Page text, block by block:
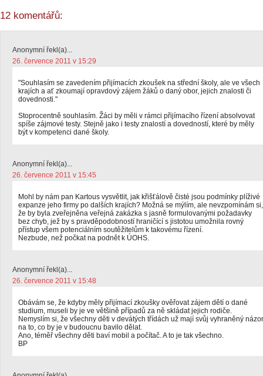
12 komentářů:
Anonymní řekl(a)...
26. července 2011 v 15:29
"Souhlasím se zavedením přijímacích zkoušek na střední školy, ale ve všech
krajích a ať zkoumají opravdový zájem žáků o daný obor, jejich znalosti či
dovednosti."
Stoprocentně souhlasím. Žáci by měli v rámci přijímacího řízení absolvovat
spíše zájmové testy. Stejně jako i testy znalostí a dovedností, které by měly
být v kompetenci dané školy.
Anonymní řekl(a)...
26. července 2011 v 15:45
Mohl by nám pan Kartous vysvětlit, jak křišťálově čisté jsou podmínky plíživé
expanze jeho firmy po dalších krajích? Možná se mýlím, ale nevzpomínám si,
že by byla zveřejněna veřejná zakázka s jasně formulovanými požadavky
bez chyb, jež by s pravděpodobností hraničící s jistotou umožnila rovný
přístup všem potenciálním soutěžitelům k takovému řízení.
Nezbude, než počkat na podnět k ÚOHS.
Anonymní řekl(a)...
26. července 2011 v 15:48
Obávám se, že kdyby měly přijímací zkoušky ověřovat zájem dětí o dané
studium, museli by je ve většině případů za ně skládat jejich rodiče.
Nemyslím si, že všechny děti v devátých třídách už mají svůj vyhraněný názor
na to, co by je v budoucnu bavilo dělat.
Ano, téměř všechny děti baví mobil a počítač. A to je tak všechno.
BP